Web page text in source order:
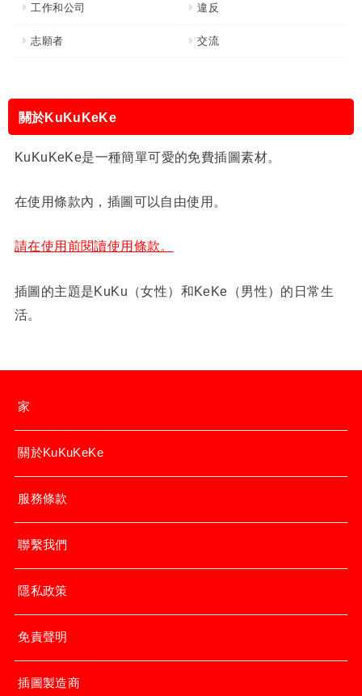
工作和公司 違反
志願者 交流
關於KuKuKeKe
KuKuKeKe是一種簡單可愛的免費插圖素材。
在使用條款內，插圖可以自由使用。
請在使用前閱讀使用條款。
插圖的主題是KuKu（女性）和KeKe（男性）的日常生
活。
家
關於KuKuKeKe
服務條款
聯繫我們
隱私政策
免責聲明
插圖製造商